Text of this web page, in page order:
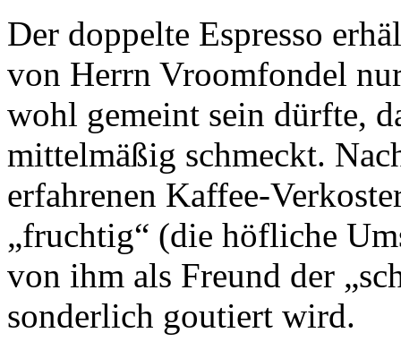
Der doppelte Espresso
von Herrn Vroomfondel
wohl gemeint sein dürfte,
mittelmäßig schmeckt.
erfahrenen Kaffee-
„fruchtig“ (die höfliche
von ihm als Freund der
sonderlich goutiert wird.